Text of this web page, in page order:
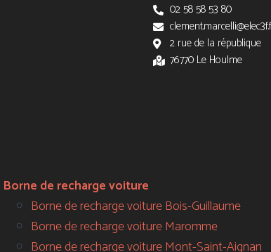
02 58 58 53 80
2 rue de la république
76770 Le Houlme
Borne de recharge voiture
Borne de recharge voiture Bois-Guillaume
Borne de recharge voiture Maromme
Borne de recharge voiture Mont-Saint-Aignan